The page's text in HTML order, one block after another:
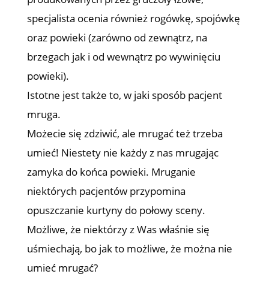
specjalista ocenia również rogówkę, spojówkę
oraz powieki (zarówno od zewnątrz, na
brzegach jak i od wewnątrz po wywinięciu
powieki).
Istotne jest także to, w jaki sposób pacjent
mruga.
Możecie się zdziwić, ale mrugać też trzeba
umieć! Niestety nie każdy z nas mrugając
zamyka do końca powieki. Mruganie
niektórych pacjentów przypomina
opuszczanie kurtyny do połowy sceny.
Możliwe, że niektórzy z Was właśnie się
uśmiechają, bo jak to możliwe, że można nie
umieć mrugać?